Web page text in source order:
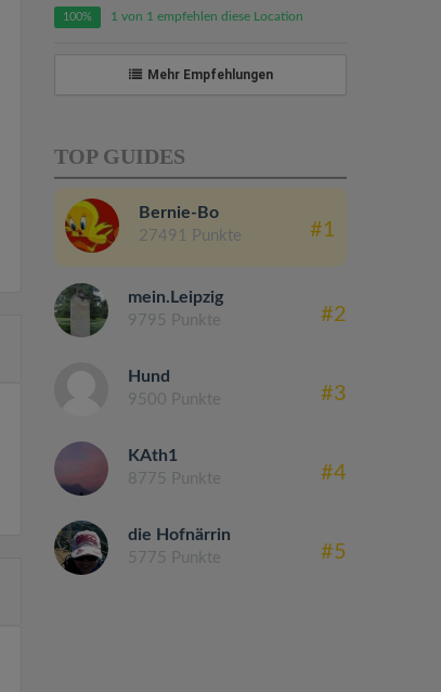
100% 1 von 1 empfehlen diese Location
Mehr Empfehlungen
TOP GUIDES
Bernie-Bo
27491 Punkte #1
mein.Leipzig
9795 Punkte #2
Hund
9500 Punkte #3
KAth1
8775 Punkte #4
die Hofnärrin
5775 Punkte #5